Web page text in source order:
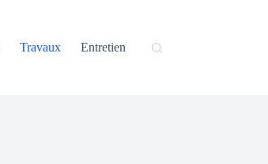
Travaux Entretien